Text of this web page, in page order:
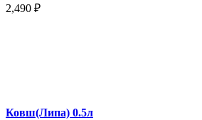
2,490 ₽
Ковш(Липа) 0.5л